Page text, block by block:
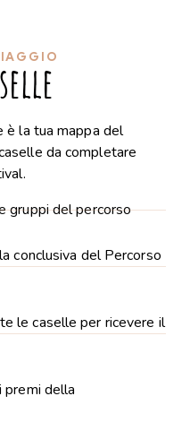
la tua mappa del
da completare
gruppi del percorso
conclusiva del Percorso
le caselle per ricevere il
premi della